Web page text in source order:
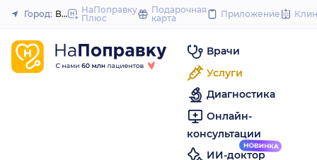
to
Закрыть
Город: ВолгоградНаПоправку
Плюс
Подарочная
карта
Приложение
Врачи
Услуги
Диагностика
Онлайн-
консультации
ИИ-доктор